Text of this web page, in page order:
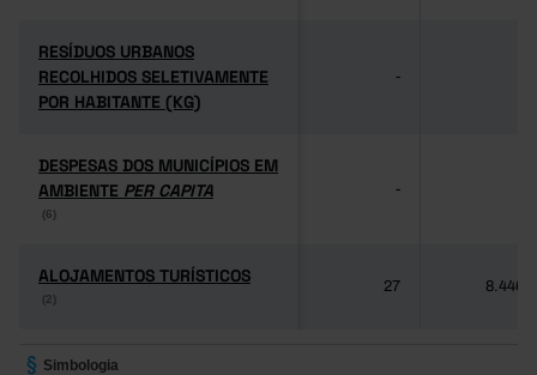
RESÍDUOS URBANOS
RECOLHIDOS SELETIVAMENTE
POR HABITANTE (KG)
RESÍDUOS URBANOS
RECOLHIDOS SELETIVAMENTE
POR HABITANTE (KG)
-
DESPESAS DOS MUNICÍPIOS EM
AMBIENTE PER CAPITA
(6)
DESPESAS DOS MUNICÍPIOS EM
AMBIENTE PER CAPITA
(6)
-
ALOJAMENTOS TURÍSTICOS
(2)
ALOJAMENTOS TURÍSTICOS
(2)
27 8.446
Simbologia